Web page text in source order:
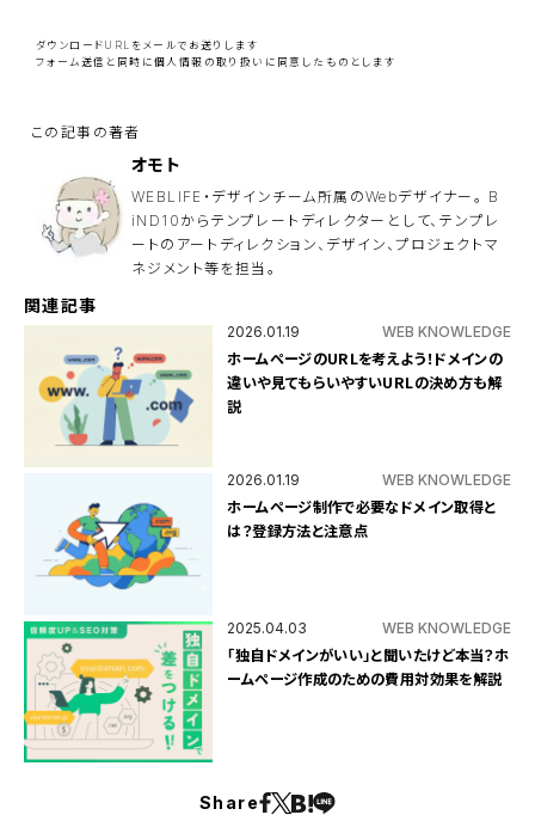
ー
ル
の
く
だ
。
ダウンロードURLをメールでお送りします
フォーム送信と同時に 個人情報の取り扱い に同意したものとします
オモト
WEBLIFE・デザインチーム所属のWebデザイナー。 B
iND10からテンプレートディレクターとして、テンプレ
ートのアートディレクション、デザイン、プロジェクトマ
ネジメント等を担当。
関連記事
2026.01.19 WEB KNOWLEDGE
ホームページのURLを考えよう！ドメインの
違いや見てもらいやすいURLの決め方も解
説
2026.01.19 WEB KNOWLEDGE
ホームページ制作で必要なドメイン取得と
は？登録方法と注意点
2025.04.03 WEB KNOWLEDGE
「独自ドメインがいい」と聞いたけど本当？ホ
ームページ作成のための費用対効果を解説
Share